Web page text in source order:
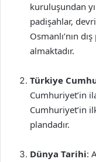
kuruluşundan
padişahlar,
Osmanlı’nın
almaktadır.
Türkiye
Cumhuriyet’in
Cumhuriyet’in
plandadır.
Dünya Tarihi: